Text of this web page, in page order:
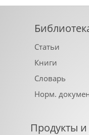
Статьи
Книги
Словарь
Норм.
Продукты и